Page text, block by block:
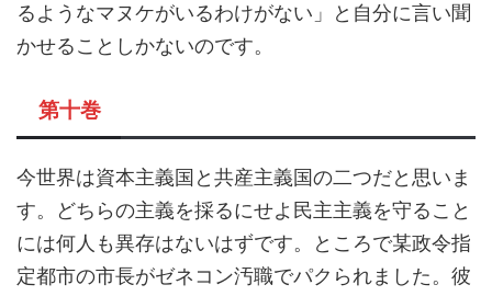
るようなマヌケがいるわけがない」と自分に言い聞
かせることしかないのです。
第十巻
今世界は資本主義国と共産主義国の二つだと思いま
す。どちらの主義を採るにせよ民主主義を守ること
には何人も異存はないはずです。ところで某政令指
定都市の市長がゼネコン汚職でパクられました。彼